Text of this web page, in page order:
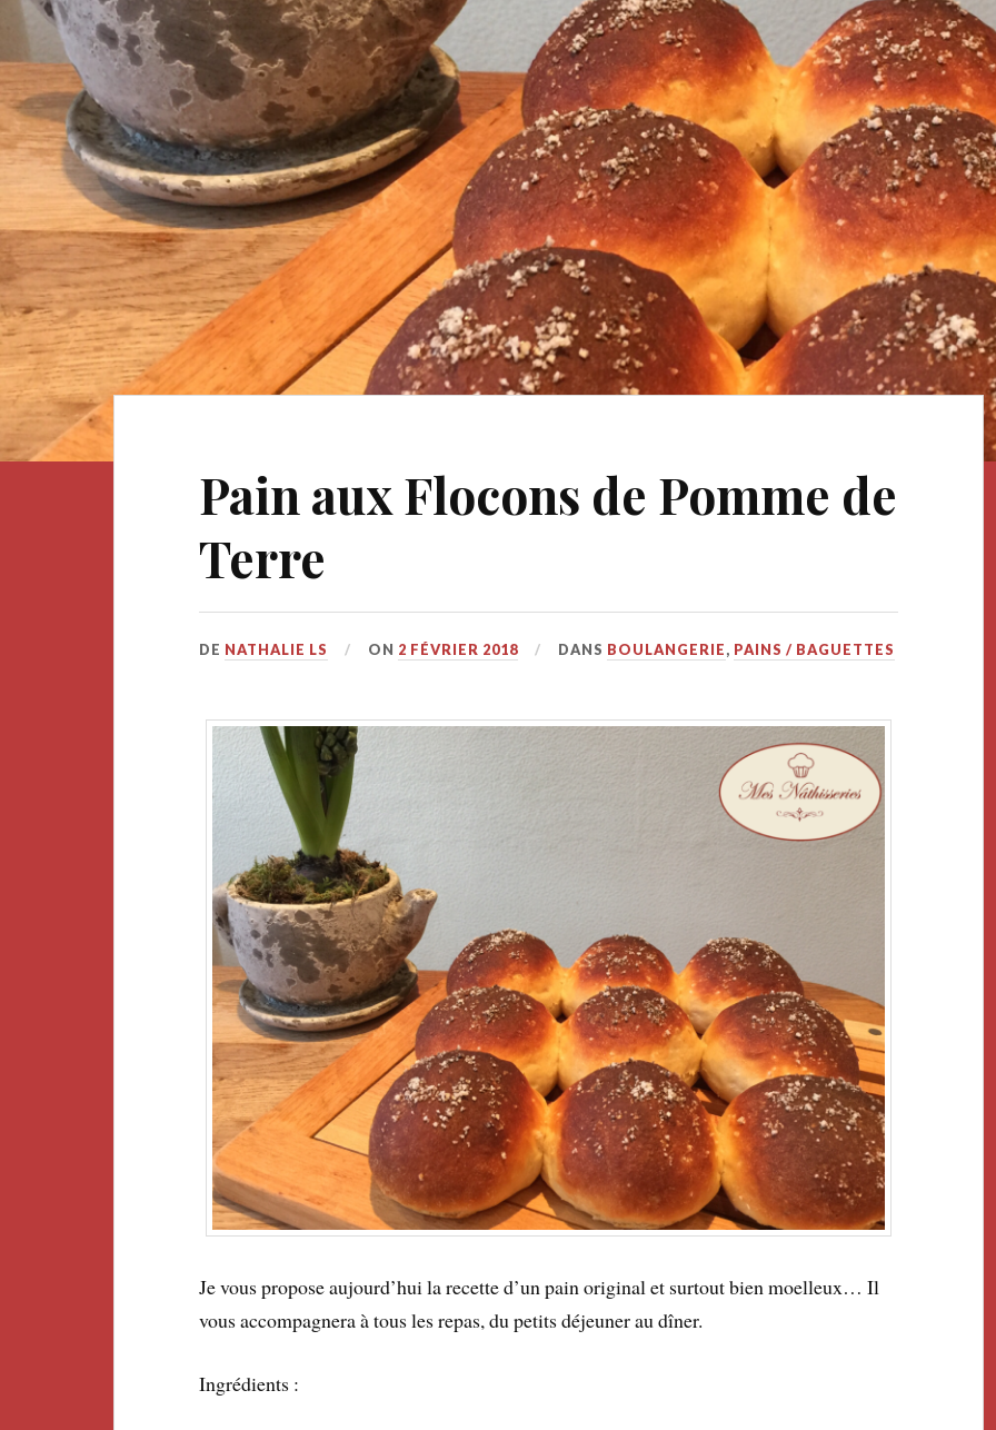
Pain aux Flocons de Pomme de
Terre
DE NATHALIE LS ON 2 FÉVRIER 2018 DANS BOULANGERIE, PAINS / BAGUETTES
Je vous propose aujourd’hui la recette d’un pain original et surtout bien moelleux… Il
vous accompagnera à tous les repas, du petits déjeuner au dîner.
Ingrédients :